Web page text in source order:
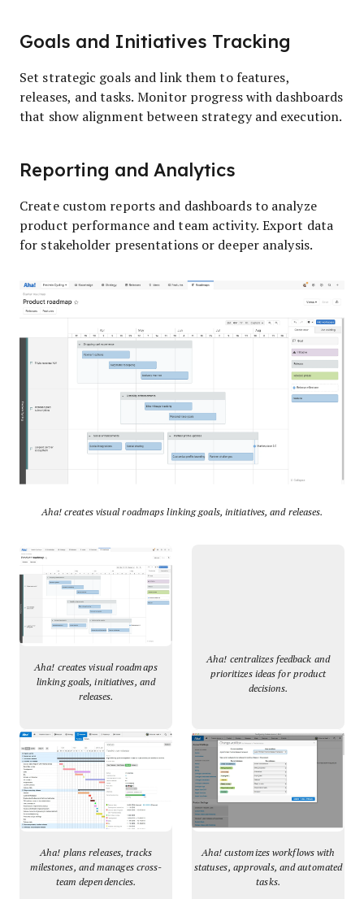
Goals and Initiatives Tracking
Set strategic goals and link them to features,
releases, and tasks. Monitor progress with dashboards
that show alignment between strategy and execution.
Reporting and Analytics
Create custom reports and dashboards to analyze
product performance and team activity. Export data
for stakeholder presentations or deeper analysis.
Aha! creates visual roadmaps linking goals, initiatives, and releases.
Aha! creates visual roadmaps
linking goals, initiatives, and
releases.
Aha! centralizes feedback and
prioritizes ideas for product
decisions.
Aha! plans releases, tracks
milestones, and manages cross-
team dependencies.
Aha! customizes workflows with
statuses, approvals, and automated
tasks.